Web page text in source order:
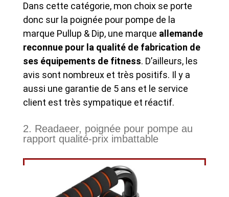
Dans cette catégorie, mon choix se porte
donc sur la poignée pour pompe de la
marque Pullup & Dip, une marque allemande
reconnue pour la qualité de fabrication de
ses équipements de fitness. D’ailleurs, les
avis sont nombreux et très positifs. Il y a
aussi une garantie de 5 ans et le service
client est très sympatique et réactif.
2. Readaeer, poignée pour pompe au
rapport qualité-prix imbattable